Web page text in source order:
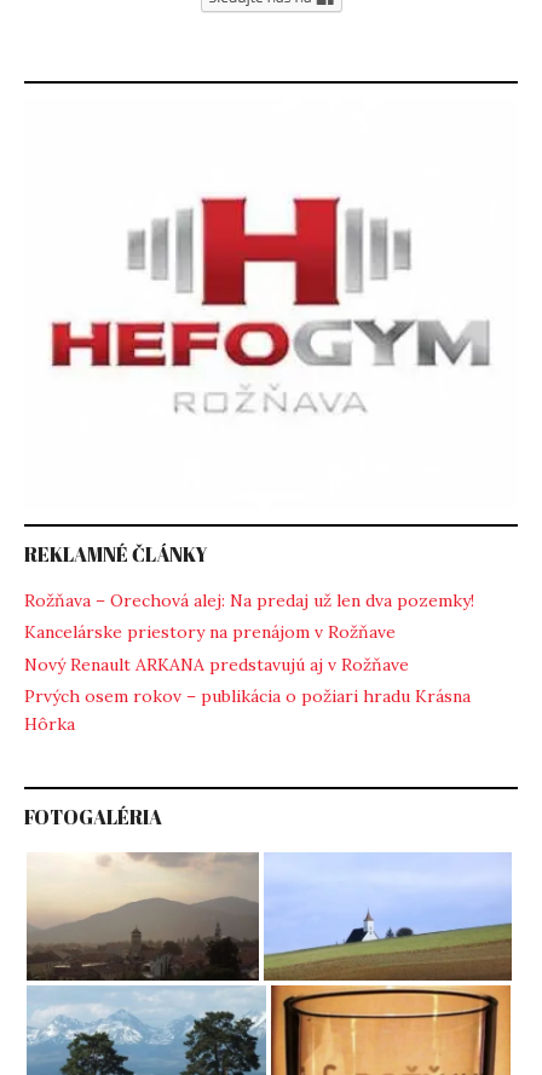
REKLAMNÉ ČLÁNKY
Rožňava – Orechová alej: Na predaj už len dva pozemky!
Kancelárske priestory na prenájom v Rožňave
Nový Renault ARKANA predstavujú aj v Rožňave
Prvých osem rokov – publikácia o požiari hradu Krásna
Hôrka
FOTOGALÉRIA